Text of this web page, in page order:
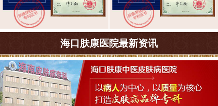
海口肤康医院最新资讯